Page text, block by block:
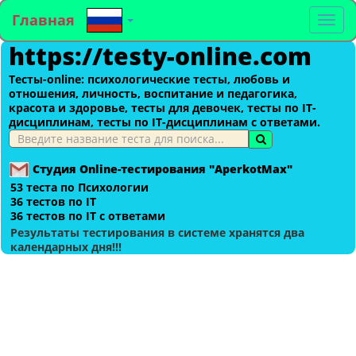
Главная
https://testy-online.com
Тесты-оnline: психологические тесты, любовь и
отношения, личность, воспитание и педагогика,
красота и здоровье, тесты для девочек, тесты по IT-
дисциплинам, тесты по IT-дисциплинам с ответами.
Студия Online-тестирования "AperkotMax"
53 теста по Психологии
36 тестов по IT
36 тестов по IT с ответами
Результаты тестирования в системе хранятся два
календарных дня!!!